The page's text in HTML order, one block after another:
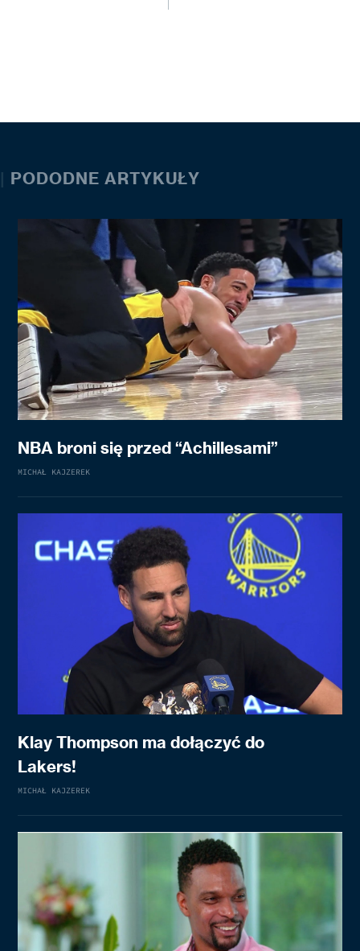
| PODODNE ARTYKUŁY
NBA broni się przed “Achillesami”
MICHAŁ KAJZEREK
Klay Thompson ma dołączyć do
Lakers!
MICHAŁ KAJZEREK